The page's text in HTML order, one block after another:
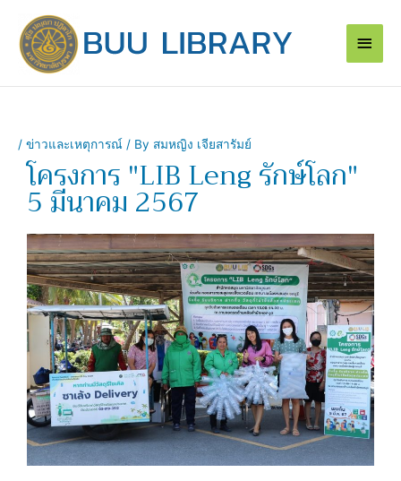
content
Main
/ ข่าวและเหตุการณ์ / By สมหญิง เจียสารัมย์
โครงการ "LIB Leng รักษ์โลก"
5 มีนาคม 2567